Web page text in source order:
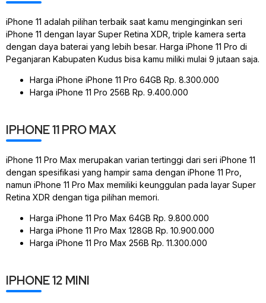
iPhone 11 adalah pilihan terbaik saat kamu menginginkan seri
iPhone 11 dengan layar Super Retina XDR, triple kamera serta
dengan daya baterai yang lebih besar. Harga iPhone 11 Pro di
Peganjaran Kabupaten Kudus bisa kamu miliki mulai 9 jutaan saja.
Harga iPhone iPhone 11 Pro 64GB Rp. 8.300.000
Harga iPhone 11 Pro 256B Rp. 9.400.000
IPHONE 11 PRO MAX
iPhone 11 Pro Max merupakan varian tertinggi dari seri iPhone 11
dengan spesifikasi yang hampir sama dengan iPhone 11 Pro,
namun iPhone 11 Pro Max memiliki keunggulan pada layar Super
Retina XDR dengan tiga pilihan memori.
Harga iPhone 11 Pro Max 64GB Rp. 9.800.000
Harga iPhone 11 Pro Max 128GB Rp. 10.900.000
Harga iPhone 11 Pro Max 256B Rp. 11.300.000
IPHONE 12 MINI